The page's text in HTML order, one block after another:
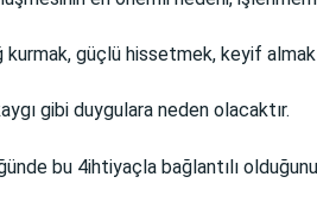
kurmak, güçlü hissetmek, keyif
gibi duygulara neden olacaktır.
bu 4ihtiyaçla bağlantılı